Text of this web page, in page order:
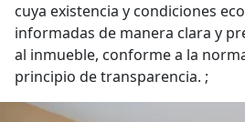
cuya existencia y condiciones
informadas de manera clara y
al inmueble, conforme a la
principio de transparencia. ;